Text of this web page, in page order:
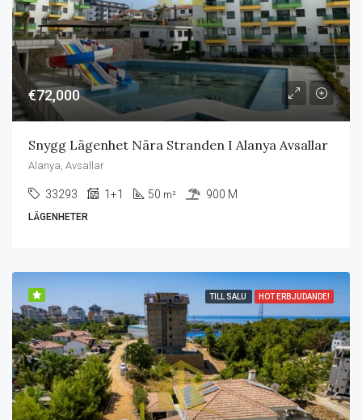
€72,000
Snygg Lägenhet Nära Stranden I Alanya Avsallar
Alanya, Avsallar
33293 1+1 50 m² 900 M
LÄGENHETER
TILL SALU HOT ERBJUDANDE!